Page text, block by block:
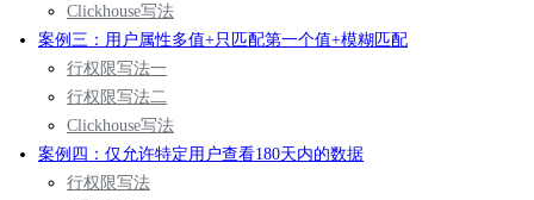
Clickhouse写法
案例三：用户属性多值+只匹配第一个值+模糊匹配
行权限写法一
行权限写法二
Clickhouse写法
案例四：仅允许特定用户查看180天内的数据
行权限写法